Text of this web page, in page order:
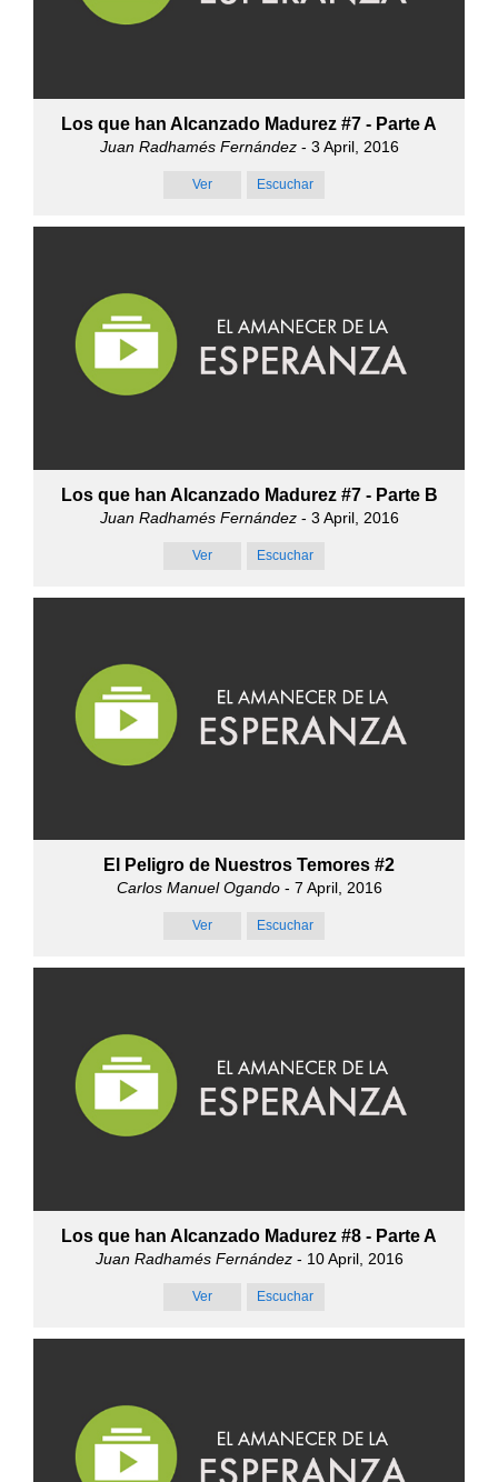
Los que han Alcanzado Madurez #7 - Parte A
Juan Radhamés Fernández- 3 April, 2016
Ver Escuchar
Los que han Alcanzado Madurez #7 - Parte B
Juan Radhamés Fernández- 3 April, 2016
Ver Escuchar
El Peligro de Nuestros Temores #2
Carlos Manuel Ogando- 7 April, 2016
Ver Escuchar
Los que han Alcanzado Madurez #8 - Parte A
Juan Radhamés Fernández- 10 April, 2016
Ver Escuchar